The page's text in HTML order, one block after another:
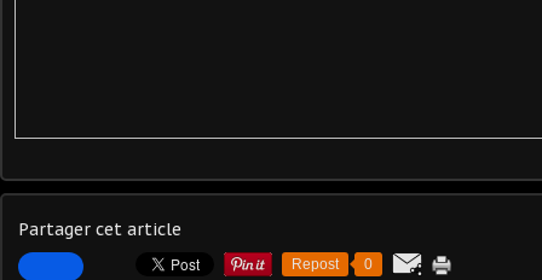
Partager cet article
Repost 0